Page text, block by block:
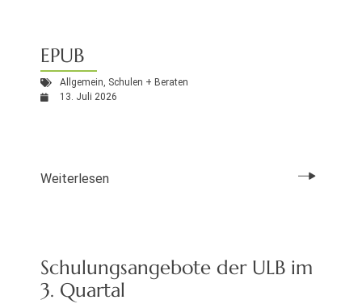
EPUB
Allgemein, Schulen + Beraten
13. Juli 2026
Weiterlesen
Schulungsangebote der ULB im
3. Quartal